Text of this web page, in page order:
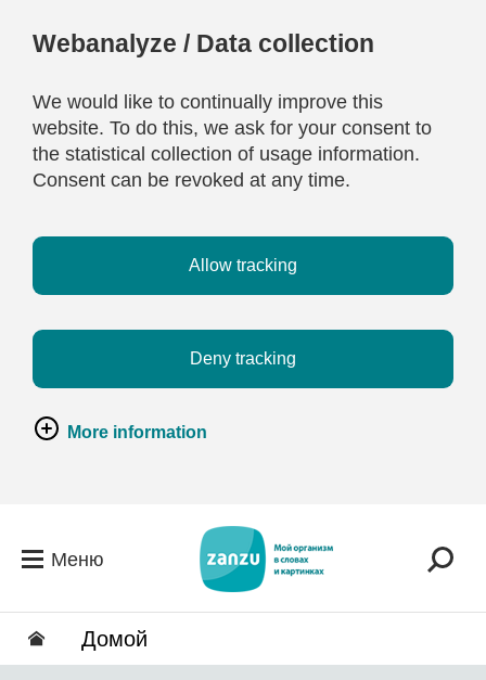
Webanalyze / Data collection
We would like to continually improve this
website. To do this, we ask for your consent to
the statistical collection of usage information.
Consent can be revoked at any time.
Allow tracking
Deny tracking
More information
Меню
Домой